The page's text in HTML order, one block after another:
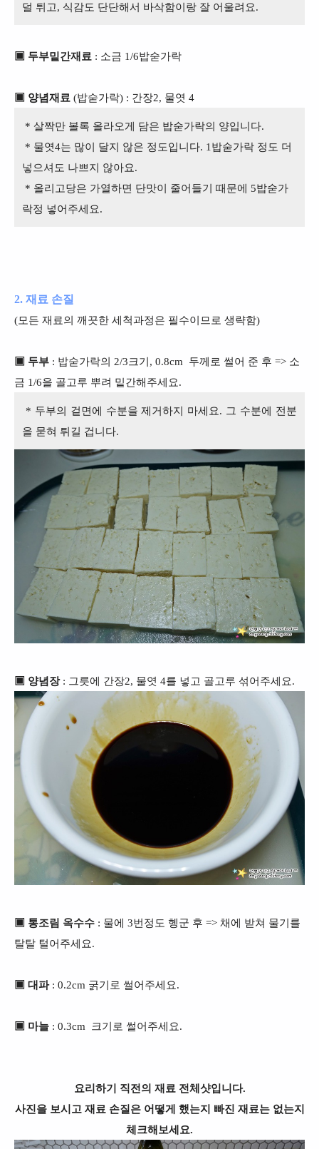
덜 튀고, 식감도 단단해서 바삭함이랑 잘 어울려요.
▣ 두부밑간재료 : 소금 1/6밥숟가락
▣ 양념재료 (밥숟가락) : 간장2, 물엿 4
* 살짝만 볼록 올라오게 담은 밥숟가락의 양입니다.
* 물엿4는 많이 달지 않은 정도입니다. 1밥숟가락 정도 더
넣으셔도 나쁘지 않아요.
* 올리고당은 가열하면 단맛이 줄어들기 때문에 5밥숟가
락정 넣어주세요.
2. 재료 손질
(모든 재료의 깨끗한 세척과정은 필수이므로 생략함)
▣ 두부 : 밥숟가락의 2/3크기, 0.8cm 두께로 썰어 준 후 => 소
금 1/6을 골고루 뿌려 밑간해주세요.
* 두부의 겉면에 수분을 제거하지 마세요. 그 수분에 전분
을 묻혀 튀길 겁니다.
▣ 양념장: 그릇에 간장2, 물엿 4를 넣고 골고루 섞어주세요.
▣ 통조림 옥수수 : 물에 3번정도 헹군 후 => 채에 받쳐 물기를
탈탈 털어주세요.
▣ 대파: 0.2cm 굵기로 썰어주세요.
▣ 마늘 : 0.3cm 크기로 썰어주세요.
요리하기 직전의 재료 전체샷입니다.
사진을 보시고 재료 손질은 어떻게 했는지 빠진 재료는 없는지
체크해보세요.